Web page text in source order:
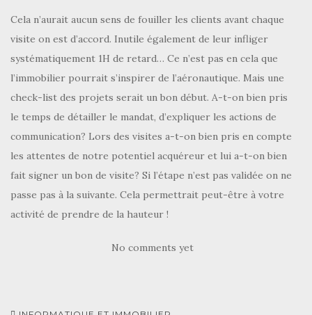
Cela n’aurait aucun sens de fouiller les clients avant chaque
visite on est d’accord. Inutile également de leur infliger
systématiquement 1H de retard… Ce n’est pas en cela que
l’immobilier pourrait s’inspirer de l’aéronautique. Mais une
check-list des projets serait un bon début. A-t-on bien pris
le temps de détailler le mandat, d’expliquer les actions de
communication? Lors des visites a-t-on bien pris en compte
les attentes de notre potentiel acquéreur et lui a-t-on bien
fait signer un bon de visite? Si l’étape n’est pas validée on ne
passe pas à la suivante. Cela permettrait peut-être à votre
activité de prendre de la hauteur !
No comments yet